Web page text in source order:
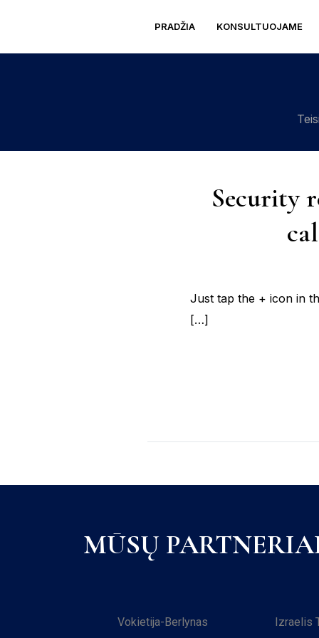
PRADŽIA KONSULTUOJAME
Security
Just tap the + icon in
[…]
MŪSŲ
Vokietija-Berlynas Izraelis